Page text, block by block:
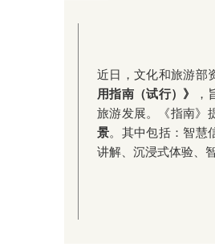
近日，文化和旅游部
用指南（试行）》
，
旅游发展。《指南》
景。其中包括：智慧
讲解、沉浸式体验、